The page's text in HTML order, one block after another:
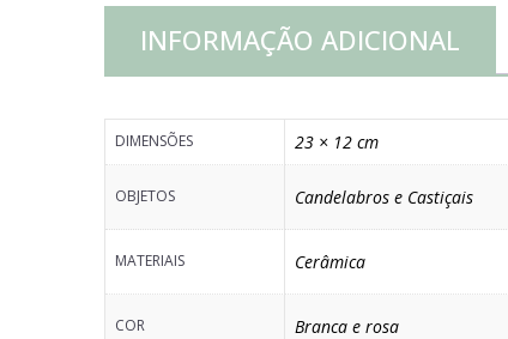
INFORMAÇÃO ADICIONAL
DIMENSÕES 23 × 12 cm
OBJETOS Candelabros e Castiçais
MATERIAIS Cerâmica
COR Branca e rosa